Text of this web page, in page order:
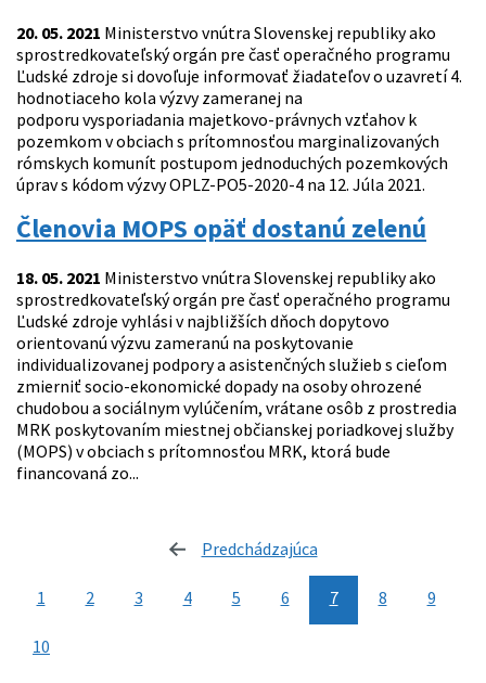
20. 05. 2021 Ministerstvo vnútra Slovenskej republiky ako
sprostredkovateľský orgán pre časť operačného programu
Ľudské zdroje si dovoľuje informovať žiadateľov o uzavretí 4.
hodnotiaceho kola výzvy zameranej na
podporu vysporiadania majetkovo-právnych vzťahov k
pozemkom v obciach s prítomnosťou marginalizovaných
rómskych komunít postupom jednoduchých pozemkových
úprav s kódom výzvy OPLZ-PO5-2020-4 na 12. Júla 2021.
Členovia MOPS opäť dostanú zelenú
18. 05. 2021 Ministerstvo vnútra Slovenskej republiky ako
sprostredkovateľský orgán pre časť operačného programu
Ľudské zdroje vyhlási v najbližších dňoch dopytovo
orientovanú výzvu zameranú na poskytovanie
individualizovanej podpory a asistenčných služieb s cieľom
zmierniť socio-ekonomické dopady na osoby ohrozené
chudobou a sociálnym vylúčením, vrátane osôb z prostredia
MRK poskytovaním miestnej občianskej poriadkovej služby
(MOPS) v obciach s prítomnosťou MRK, ktorá bude
financovaná zo...
Predchádzajúca
1 2 3 4 5 6 7 8 9
10